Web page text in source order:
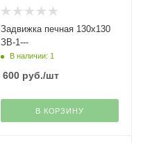
Задвижка печная 130х130
ЗВ-1---
В наличии: 1
600руб./шт
В КОРЗИНУ